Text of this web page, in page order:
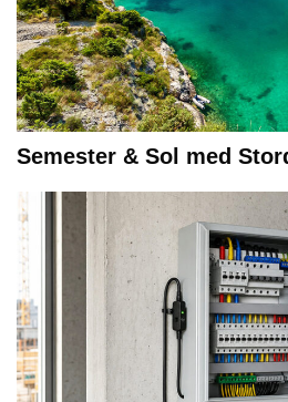
Semester & Sol med